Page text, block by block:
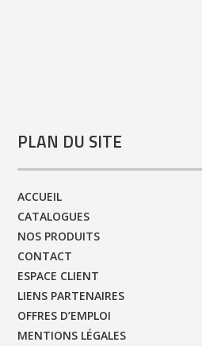
PLAN DU SITE
ACCUEIL
CATALOGUES
NOS PRODUITS
CONTACT
ESPACE CLIENT
LIENS PARTENAIRES
OFFRES D’EMPLOI
MENTIONS LÉGALES